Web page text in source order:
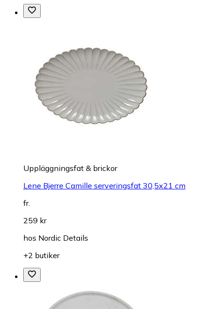
Uppläggningsfat & brickor
Lene Bjerre Camille serveringsfat 30,5x21 cm
fr.
259 kr
hos Nordic Details
+2 butiker